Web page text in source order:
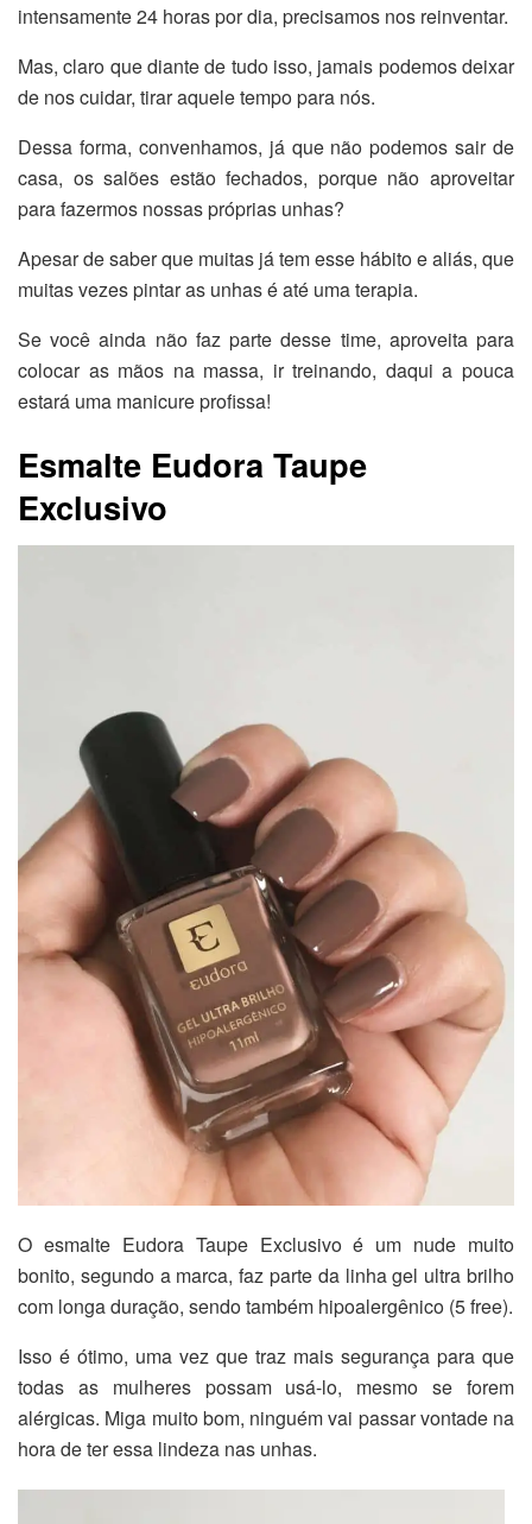
intensamente 24 horas por dia, precisamos nos reinventar.
Mas, claro que diante de tudo isso, jamais podemos deixar
de nos cuidar, tirar aquele tempo para nós.
Dessa forma, convenhamos, já que não podemos sair de
casa, os salões estão fechados, porque não aproveitar
para fazermos nossas próprias unhas?
Apesar de saber que muitas já tem esse hábito e aliás, que
muitas vezes pintar as unhas é até uma terapia.
Se você ainda não faz parte desse time, aproveita para
colocar as mãos na massa, ir treinando, daqui a pouca
estará uma manicure profissa!
Esmalte Eudora Taupe
Exclusivo
O esmalte Eudora Taupe Exclusivo é um nude muito
bonito, segundo a marca, faz parte da linha gel ultra brilho
com longa duração, sendo também hipoalergênico (5 free).
Isso é ótimo, uma vez que traz mais segurança para que
todas as mulheres possam usá-lo, mesmo se forem
alérgicas. Miga muito bom, ninguém vai passar vontade na
hora de ter essa lindeza nas unhas.